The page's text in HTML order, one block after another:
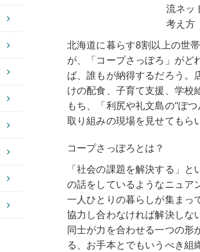
北海道に暮らす8割以上の世
が、「コープさっぽろ」がど
ば、誰もが納得するだろう。
けの配食、子育て支援、学校
もち、「利尻や礼文島の“ぽ
取り組みの現場を見せてもら
コープさっぽろとは？
「社会の課題を解決する」
の話をしているようなニュア
一人ひとりの暮らしが集まっ
協力し合わなければ解決しな
同士が力を合わせる一つの形
る、お手本とでもいうべき組